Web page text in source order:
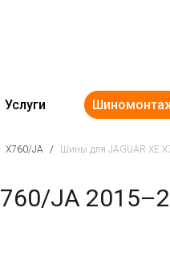
Услуги
X760/JA / Шины для JAGUAR XE
JA